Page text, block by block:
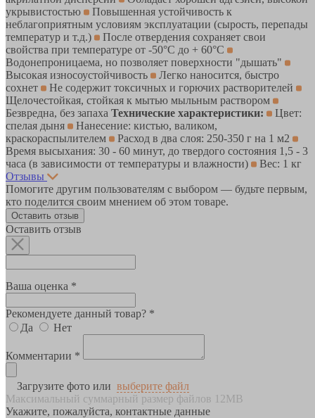
укрывистостью
Повышенная устойчивость к
неблагоприятным условиям эксплуатации (сырость, перепады
температур и т.д.)
После отвердения сохраняет свои
свойства при температуре от -50°С до + 60°С
Водонепроницаема, но позволяет поверхности "дышать"
Высокая износоустойчивость
Легко наносится, быстро
сохнет
Не содержит токсичных и горючих растворителей
Щелочестойкая, стойкая к мытью мыльным раствором
Безвредна, без запаха Технические характеристики:
Цвет:
спелая дыня
Нанесение: кистью, валиком,
краскораспылителем
Расход в два слоя: 250-350 г на 1 м2
Время высыхания: 30 - 60 минут, до твердого состояния 1,5 - 3
часа (в зависимости от температуры и влажности)
Вес: 1 кг
Отзывы
Помогите другим пользователям с выбором — будьте первым,
кто поделится своим мнением об этом товаре.
Оставить отзыв
Оставить отзыв
Ваша оценка *
Рекомендуете данный товар? *
Да
Нет
Комментарии *
Загрузите фото или выберите файл
Максимальный суммарный размер файлов 12MB
Укажите, пожалуйста, контактные данные